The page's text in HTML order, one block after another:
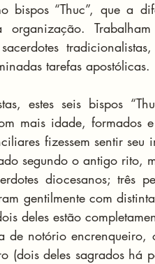
bispos “Thuc”, que a
tarefas apostólicas.
estes seis bispos
mais idade, formados
fizessem sentir seu
segundo o antigo rito,
diocesanos; três
gentilmente com
deles estão
de notório encrenqueiro,
(dois deles sagrados há